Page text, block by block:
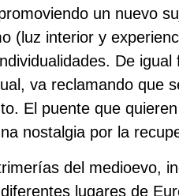
un nuevo
(luz interior y
De
va reclamando que
El puente que
nostalgia por la
del medioevo,
lugares de